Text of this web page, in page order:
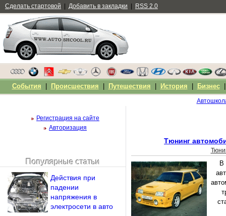
Тюнинг
В
Регистрация на сайте
Авторизация
Напомнить пароль?
Популярные статьи
Действия при
падении
напряжения в
электросети в авто
Сделать стартовой Добавить в закладки RSS 2.0
События Происшествия Путешествия История Бизнес